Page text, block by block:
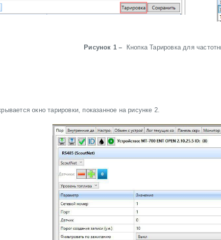
Рисунок 1 – Кнопка Тарировка для
окно тарировки, показанное на рисунке 2.